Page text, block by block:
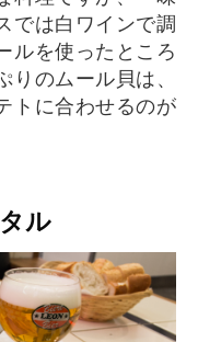
では白ワインで調
ルを使ったところ
りのムール貝は、
トに合わせるのが
ル